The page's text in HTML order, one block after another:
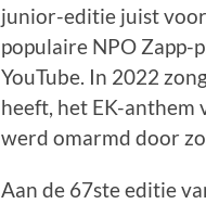
junior-editie juist
populaire NPO Zapp-
YouTube. In 2022
heeft, het EK-anthem
werd omarmd door
Aan de 67ste editie